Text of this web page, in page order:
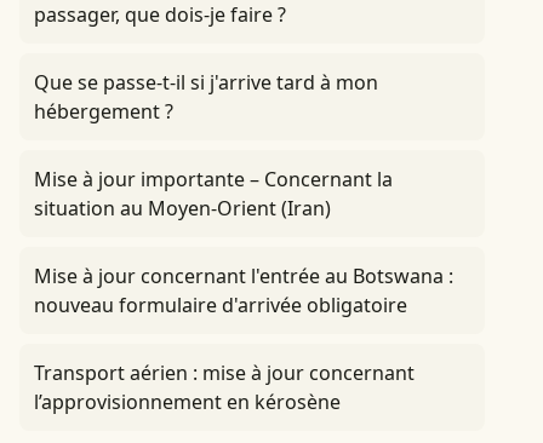
passager, que dois-je faire ?
Que se passe-t-il si j'arrive tard à mon
hébergement ?
Mise à jour importante – Concernant la
situation au Moyen-Orient (Iran)
Mise à jour concernant l'entrée au Botswana :
nouveau formulaire d'arrivée obligatoire
Transport aérien : mise à jour concernant
l’approvisionnement en kérosène